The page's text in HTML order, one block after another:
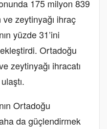
175 milyon 839
ve zeytinyağı ihraç
yüzde 31’ini
Ortadoğu
zeytinyağı ihracatı
Ortadoğu
da güçlendirmek